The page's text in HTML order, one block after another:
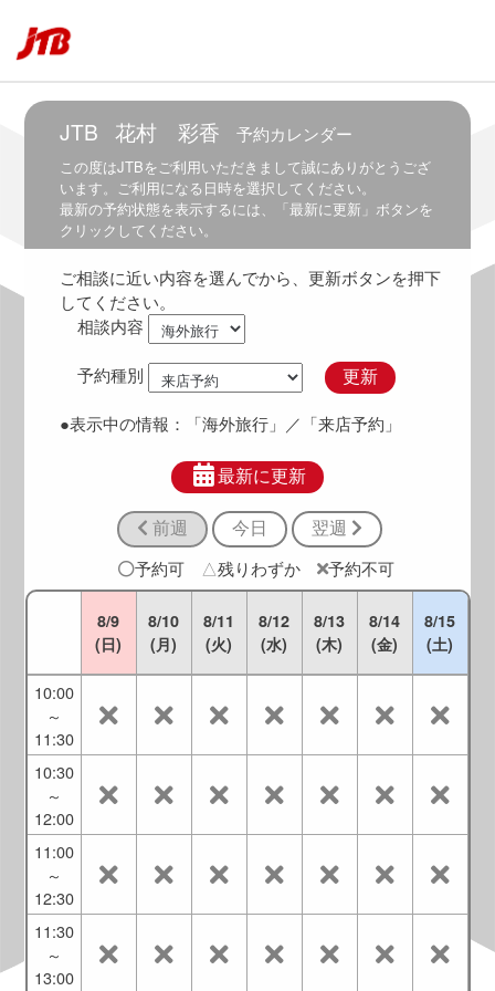
JTB 花村 彩香 予約カレンダー
この度はJTBをご利用いただきまして誠にありがとうござ
います。ご利用になる日時を選択してください。
最新の予約状態を表示するには、「最新に更新」ボタンを
クリックしてください。
ご相談に近い内容を選んでから、更新ボタンを押下
してください。
相談内容
予約種別 更新
●表示中の情報： 「海外旅行」 ／「来店予約」
最新に更新
前週 今日 翌週
予約可 △残りわずか 予約不可
8/9
(日)
8/10
(月)
8/11
(火)
8/12
(水)
8/13
(木)
8/14
(金)
8/15
(土)
7:00
6:00
～
7:30
6:30
8:00
7:00
7:30
9:30
10:00
～
11:30
10:30
～
12:00
11:00
～
12:30
11:30
～
13:00